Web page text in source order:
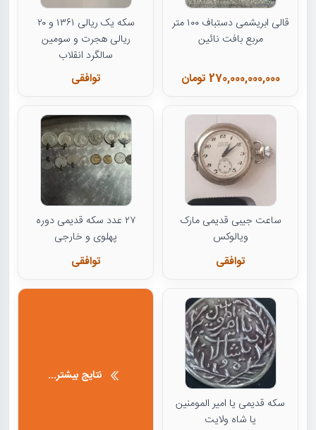
قالی ابریشمی دستباف ۱۰۰ متر
مربع بافت نائین
270,000,000,000 تومان
سکه یک ریالی ۱۳۶۱ و ۲۰
ریالی هجرت و سومین
سالگرد انقلاب
توافقی
ساعت جیبی قدیمی مارک
ویالوکس
توافقی
۲۷ عدد سکه قدیمی دوره
پهلوی و خارجی
توافقی
سکه قدیمی یا امیر المومنین
یا شاه ولایت
نتایج بیشتر...